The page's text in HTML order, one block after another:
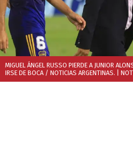
MIGUEL ÁNGEL RUSSO PIERDE A JUNIOR
IRSE DE BOCA / NOTICIAS ARGENTINAS. |